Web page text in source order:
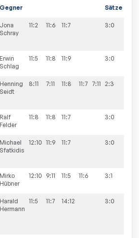
Gegner Sätze
Jona
Schray
11:2 11:6 11:7 3:0
Erwin
Schlag
11:5 11:8 11:9 3:0
Henning
Seidt
8:11 7:11 11:8 11:7 7:11 2:3
Ralf
Felder
11:8 11:8 11:7 3:0
Michael
Sfatkidis
12:10 11:9 11:7 3:0
Mirko
Hübner
12:10 9:11 11:5 11:6 3:1
Harald
Hermann
11:5 11:7 14:12 3:0